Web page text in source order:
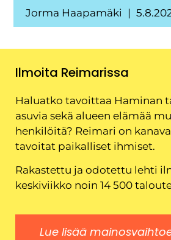
Jorma Haapamäki
Ilmoita Reimarissa
Haluatko tavoittaa Haminan
asuvia sekä alueen elämää
henkilöitä? Reimari on
tavoitat paikalliset ihmiset.
Rakastettu ja odotettu lehti
keskiviikko noin 14 500
Lue lisää